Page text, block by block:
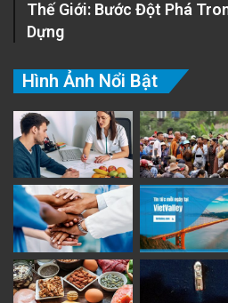
Thế Giới: Bước Đột Phá
Dựng
Hình Ảnh Nổi Bật